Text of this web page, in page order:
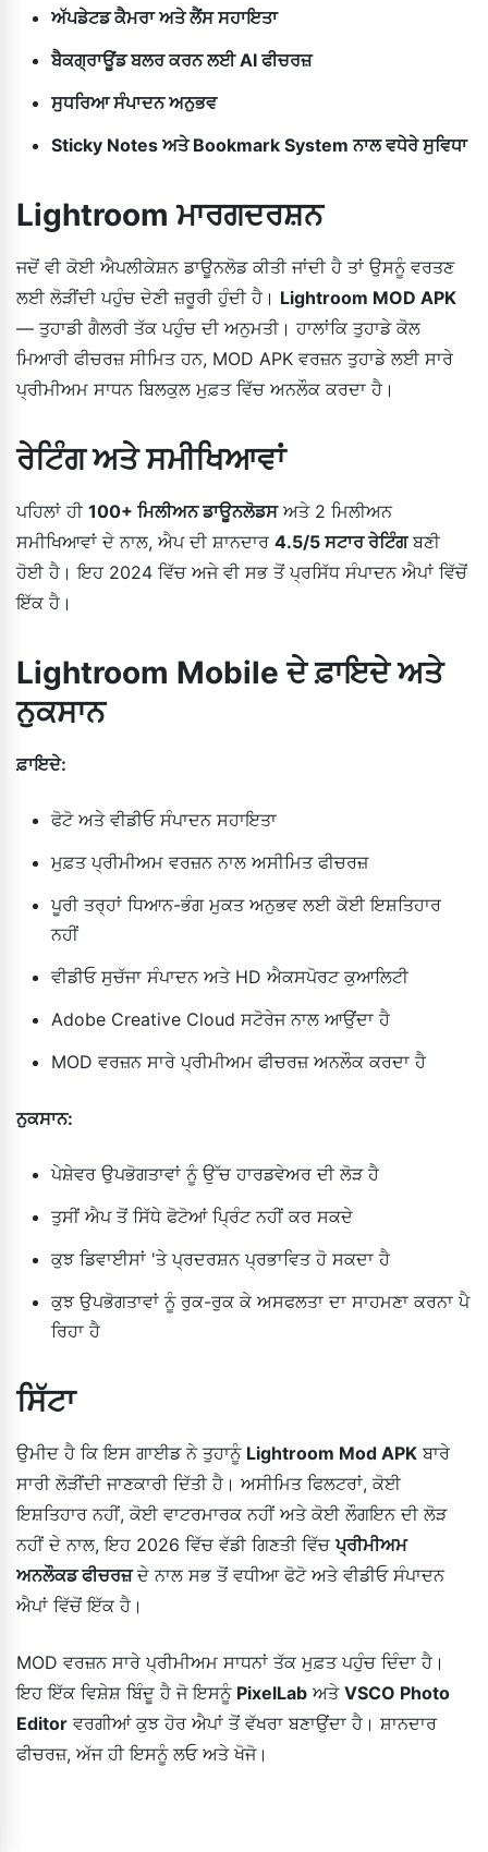
ਅੱਪਡੇਟਡ ਕੈਮਰਾ ਅਤੇ ਲੈਂਸ ਸਹਾਇਤਾ
ਬੈਕਗ੍ਰਾਊਂਡ ਬਲਰ ਕਰਨ ਲਈ AI ਫੀਚਰਜ਼
ਸੁਧਰਿਆ ਸੰਪਾਦਨ ਅਨੁਭਵ
Sticky Notes ਅਤੇ Bookmark System ਨਾਲ ਵਧੇਰੇ ਸੁਵਿਧਾ
Lightroom ਮਾਰਗਦਰਸ਼ਨ
ਜਦੋਂ ਵੀ ਕੋਈ ਐਪਲੀਕੇਸ਼ਨ ਡਾਊਨਲੋਡ ਕੀਤੀ ਜਾਂਦੀ ਹੈ ਤਾਂ ਉਸਨੂੰ ਵਰਤਣ
ਲਈ ਲੋੜੀਂਦੀ ਪਹੁੰਚ ਦੇਣੀ ਜ਼ਰੂਰੀ ਹੁੰਦੀ ਹੈ। Lightroom MOD APK
— ਤੁਹਾਡੀ ਗੈਲਰੀ ਤੱਕ ਪਹੁੰਚ ਦੀ ਅਨੁਮਤੀ। ਹਾਲਾਂਕਿ ਤੁਹਾਡੇ ਕੋਲ
ਮਿਆਰੀ ਫੀਚਰਜ਼ ਸੀਮਿਤ ਹਨ, MOD APK ਵਰਜ਼ਨ ਤੁਹਾਡੇ ਲਈ ਸਾਰੇ
ਪ੍ਰੀਮੀਅਮ ਸਾਧਨ ਬਿਲਕੁਲ ਮੁਫ਼ਤ ਵਿੱਚ ਅਨਲੌਕ ਕਰਦਾ ਹੈ।
ਰੇਟਿੰਗ ਅਤੇ ਸਮੀਖਿਆਵਾਂ
ਪਹਿਲਾਂ ਹੀ 100+ ਮਿਲੀਅਨ ਡਾਊਨਲੋਡਸਅਤੇ 2 ਮਿਲੀਅਨ
ਸਮੀਖਿਆਵਾਂ ਦੇ ਨਾਲ, ਐਪ ਦੀ ਸ਼ਾਨਦਾਰ 4.5/5 ਸਟਾਰ ਰੇਟਿੰਗਬਣੀ
ਹੋਈ ਹੈ। ਇਹ 2024 ਵਿੱਚ ਅਜੇ ਵੀ ਸਭ ਤੋਂ ਪ੍ਰਸਿੱਧ ਸੰਪਾਦਨ ਐਪਾਂ ਵਿੱਚੋਂ
ਇੱਕ ਹੈ।
Lightroom Mobile ਦੇ ਫ਼ਾਇਦੇ ਅਤੇ
ਨੁਕਸਾਨ
ਫ਼ਾਇਦੇ:
ਫੋਟੋ ਅਤੇ ਵੀਡੀਓ ਸੰਪਾਦਨ ਸਹਾਇਤਾ
ਮੁਫ਼ਤ ਪ੍ਰੀਮੀਅਮ ਵਰਜ਼ਨ ਨਾਲ ਅਸੀਮਿਤ ਫੀਚਰਜ਼
ਪੂਰੀ ਤਰ੍ਹਾਂ ਧਿਆਨ-ਭੰਗ ਮੁਕਤ ਅਨੁਭਵ ਲਈ ਕੋਈ ਇਸ਼ਤਿਹਾਰ
ਨਹੀਂ
ਵੀਡੀਓ ਸੁਚੱਜਾ ਸੰਪਾਦਨ ਅਤੇ HD ਐਕਸਪੋਰਟ ਕੁਆਲਿਟੀ
Adobe Creative Cloud ਸਟੋਰੇਜ ਨਾਲ ਆਉਂਦਾ ਹੈ
MOD ਵਰਜ਼ਨ ਸਾਰੇ ਪ੍ਰੀਮੀਅਮ ਫੀਚਰਜ਼ ਅਨਲੌਕ ਕਰਦਾ ਹੈ
ਨੁਕਸਾਨ:
ਪੇਸ਼ੇਵਰ ਉਪਭੋਗਤਾਵਾਂ ਨੂੰ ਉੱਚ ਹਾਰਡਵੇਅਰ ਦੀ ਲੋੜ ਹੈ
ਤੁਸੀਂ ਐਪ ਤੋਂ ਸਿੱਧੇ ਫੋਟੋਆਂ ਪ੍ਰਿੰਟ ਨਹੀਂ ਕਰ ਸਕਦੇ
ਕੁਝ ਡਿਵਾਈਸਾਂ 'ਤੇ ਪ੍ਰਦਰਸ਼ਨ ਪ੍ਰਭਾਵਿਤ ਹੋ ਸਕਦਾ ਹੈ
ਕੁਝ ਉਪਭੋਗਤਾਵਾਂ ਨੂੰ ਰੁਕ-ਰੁਕ ਕੇ ਅਸਫਲਤਾ ਦਾ ਸਾਹਮਣਾ ਕਰਨਾ ਪੈ
ਰਿਹਾ ਹੈ
ਸਿੱਟਾ
ਉਮੀਦ ਹੈ ਕਿ ਇਸ ਗਾਈਡ ਨੇ ਤੁਹਾਨੂੰ Lightroom Mod APK ਬਾਰੇ
ਸਾਰੀ ਲੋੜੀਂਦੀ ਜਾਣਕਾਰੀ ਦਿੱਤੀ ਹੈ। ਅਸੀਮਿਤ ਫਿਲਟਰਾਂ, ਕੋਈ
ਇਸ਼ਤਿਹਾਰ ਨਹੀਂ, ਕੋਈ ਵਾਟਰਮਾਰਕ ਨਹੀਂ ਅਤੇ ਕੋਈ ਲੌਗਇਨ ਦੀ ਲੋੜ
ਨਹੀਂ ਦੇ ਨਾਲ, ਇਹ 2026 ਵਿੱਚ ਵੱਡੀ ਗਿਣਤੀ ਵਿੱਚਪ੍ਰੀਮੀਅਮ
ਅਨਲੌਕਡ ਫੀਚਰਜ਼ਦੇ ਨਾਲ ਸਭ ਤੋਂ ਵਧੀਆ ਫੋਟੋ ਅਤੇ ਵੀਡੀਓ ਸੰਪਾਦਨ
ਐਪਾਂ ਵਿੱਚੋਂ ਇੱਕ ਹੈ।
MOD ਵਰਜ਼ਨ ਸਾਰੇ ਪ੍ਰੀਮੀਅਮ ਸਾਧਨਾਂ ਤੱਕ ਮੁਫ਼ਤ ਪਹੁੰਚ ਦਿੰਦਾ ਹੈ।
ਇਹ ਇੱਕ ਵਿਸ਼ੇਸ਼ ਬਿੰਦੂ ਹੈ ਜੋ ਇਸਨੂੰ PixelLab ਅਤੇ VSCO Photo
Editor ਵਰਗੀਆਂ ਕੁਝ ਹੋਰ ਐਪਾਂ ਤੋਂ ਵੱਖਰਾ ਬਣਾਉਂਦਾ ਹੈ। ਸ਼ਾਨਦਾਰ
ਫੀਚਰਜ਼, ਅੱਜ ਹੀ ਇਸਨੂੰ ਲਓ ਅਤੇ ਖੋਜੋ।